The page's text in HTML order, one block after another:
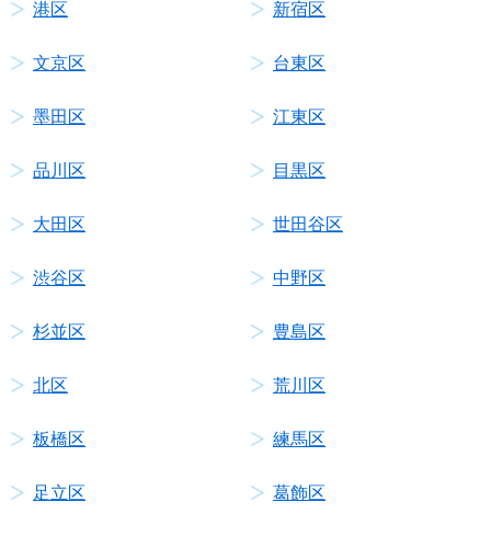
港区 新宿区
文京区 台東区
墨田区 江東区
品川区 目黒区
大田区 世田谷区
渋谷区 中野区
杉並区 豊島区
北区 荒川区
板橋区 練馬区
足立区 葛飾区